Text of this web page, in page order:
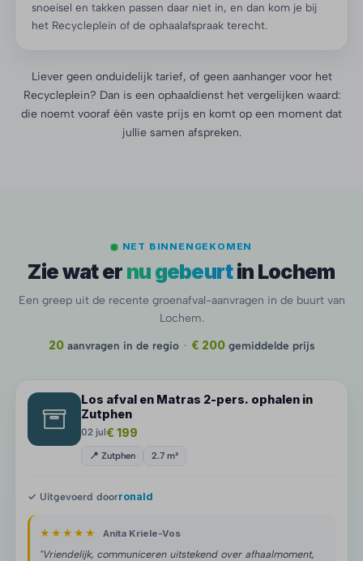
snoeisel en takken passen daar niet in, en dan kom je bij
het Recycleplein of de ophaalafspraak terecht.
Liever geen onduidelijk tarief, of geen aanhanger voor het
Recycleplein? Dan is een ophaaldienst het vergelijken waard:
die noemt vooraf één vaste prijs en komt op een moment dat
jullie samen afspreken.
NET BINNENGEKOMEN
Zie wat er nu gebeurtin Lochem
Een greep uit de recente groenafval-aanvragen in de buurt van
Lochem.
20aanvragen in de regio · € 200gemiddelde prijs
Los afval en Matras 2-pers. ophalen in
Zutphen
02 jul€ 199
📍 Zutphen 2.7 m³
✓ Uitgevoerd doorronald
★★★★★ Anita Kriele-Vos
"Vriendelijk, communiceren uitstekend over afhaalmoment,